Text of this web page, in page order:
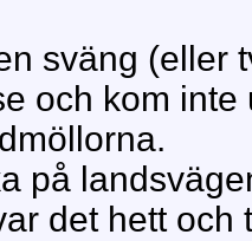
sväng
och kom
på
det hett